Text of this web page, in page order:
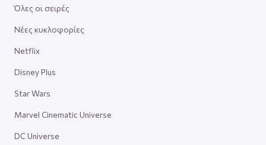
Όλες οι σειρές
Νέες κυκλοφορίες
Netflix
Disney Plus
Star Wars
Marvel Cinematic Universe
DC Universe